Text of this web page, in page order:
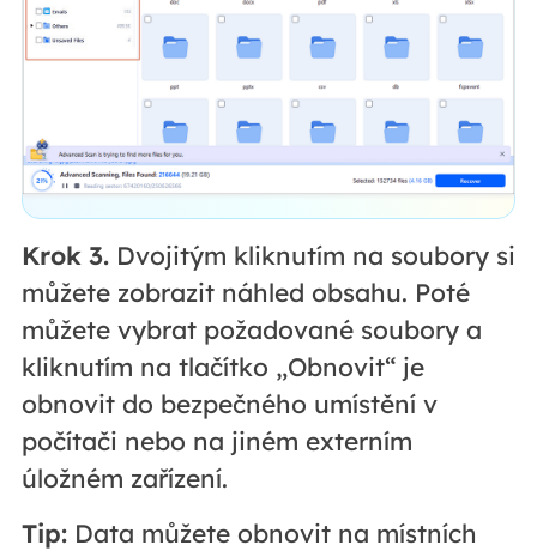
Krok 3.Dvojitým kliknutím na soubory si
můžete zobrazit náhled obsahu. Poté
můžete vybrat požadované soubory a
kliknutím na tlačítko „Obnovit“ je
obnovit do bezpečného umístění v
počítači nebo na jiném externím
úložném zařízení.
Tip:Data můžete obnovit na místních